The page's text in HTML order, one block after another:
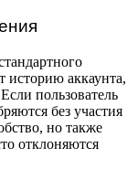
историю аккаунта,
пользователь
без участия
но также
отклоняются